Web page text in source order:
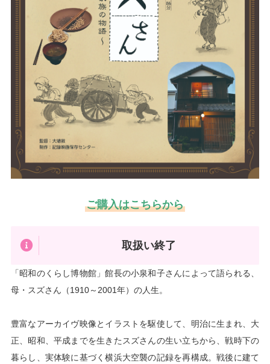
ご購入はこちらから
取扱い終了
「昭和のくらし博物館」館長の小泉和子さんによって語られる、
母・スズさん（1910～2001年）の人生。
豊富なアーカイヴ映像とイラストを駆使して、明治に生まれ、大
正、昭和、平成までを生きたスズさんの生い立ちから、戦時下の
暮らし、実体験に基づく横浜大空襲の記録を再構成。戦後に建て